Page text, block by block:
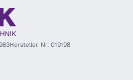
Hersteller-Nr: 019198